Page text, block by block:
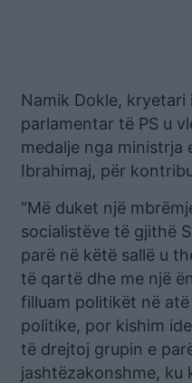
Namik Dokle, kryetari
parlamentar të PS u
medalje nga ministrja
Ibrahimaj, për
“Më duket një
socialistëve të gjithë
parë në këtë sallë u
të qartë dhe me një
filluam politikët në
politike, por kishim
të drejtoj grupin e
jashtëzakonshme, ku